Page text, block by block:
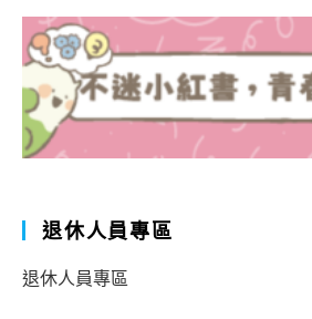
退休人員專區
退休人員專區